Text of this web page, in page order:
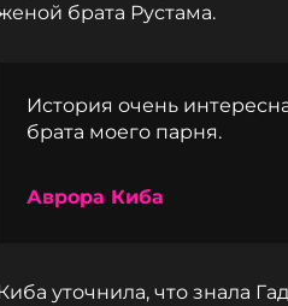
брата Рустама.
История очень
брата моего парня.
Аврора Киба
уточнила, что знала